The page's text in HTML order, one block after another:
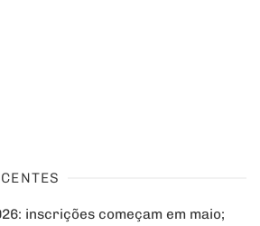
inscrições começam em maio;